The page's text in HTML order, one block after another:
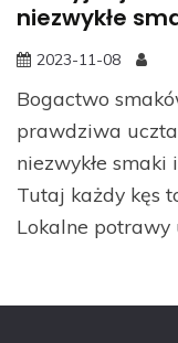
niezwykłe
2023-11-08
Bogactwo
prawdziwa
niezwykłe
Tutaj każdy kęs
Lokalne potrawy